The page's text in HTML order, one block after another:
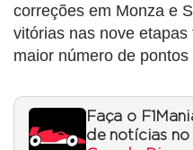
correções em Monza e
vitórias nas nove
maior número de
Faça o
de notícias